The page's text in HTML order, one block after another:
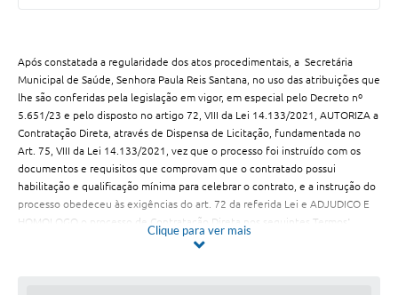
Após constatada a regularidade dos atos procedimentais, a Secretária
Municipal de Saúde, Senhora Paula Reis Santana, no uso das atribuições que
lhe são conferidas pela legislação em vigor, em especial pelo Decreto nº
5.651/23 e pelo disposto no artigo 72, VIII da Lei 14.133/2021, AUTORIZA a
Contratação Direta, através de Dispensa de Licitação, fundamentada no
Art. 75, VIII da Lei 14.133/2021, vez que o processo foi instruído com os
documentos e requisitos que comprovam que o contratado possui
habilitação e qualificação mínima para celebrar o contrato, e a instrução do
processo obedeceu às exigências do art. 72 da referida Lei e ADJUDICO E
HOMOLOGO o processo de Contratação Direta nos seguintes Termos :
Clique para ver mais